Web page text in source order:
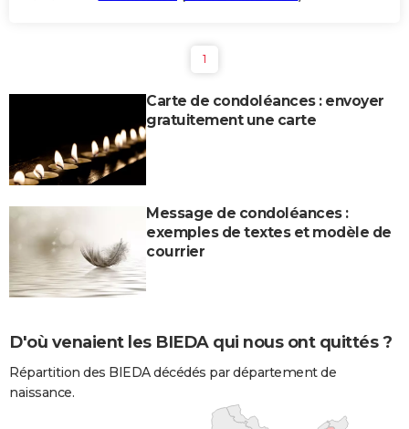
1
Carte de condoléances : envoyer
gratuitement une carte
Message de condoléances :
exemples de textes et modèle de
courrier
D'où venaient les BIEDA qui nous ont quittés ?
Répartition des BIEDA décédés par département de
naissance.